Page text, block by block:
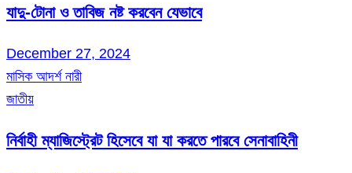
যাদু-টোনা ও তাবিজ নষ্ট করবেন যেভাবে
December 27, 2024
মাসিক আদর্শ নারী
জাতীয়
নির্বাহী ম্যাজিস্ট্রেট হিসেবে যা যা করতে পারবে সেনাবাহিনী